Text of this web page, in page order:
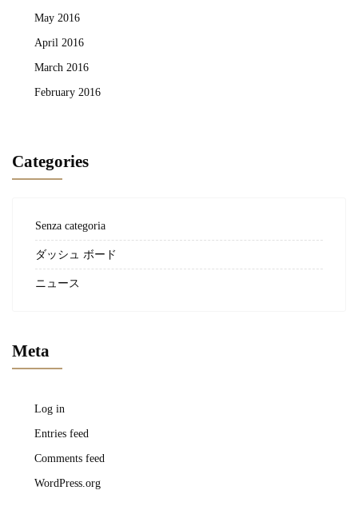
May 2016
April 2016
March 2016
February 2016
Categories
Senza categoria
ダッシュ ボード
ニュース
Meta
Log in
Entries feed
Comments feed
WordPress.org